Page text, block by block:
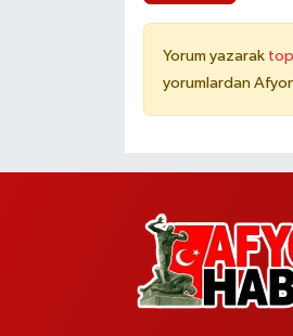
Yorum yazarak
yorumlardan